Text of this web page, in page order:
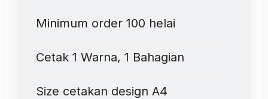
Minimum order 100 helai
Cetak 1 Warna, 1 Bahagian
Size cetakan design A4